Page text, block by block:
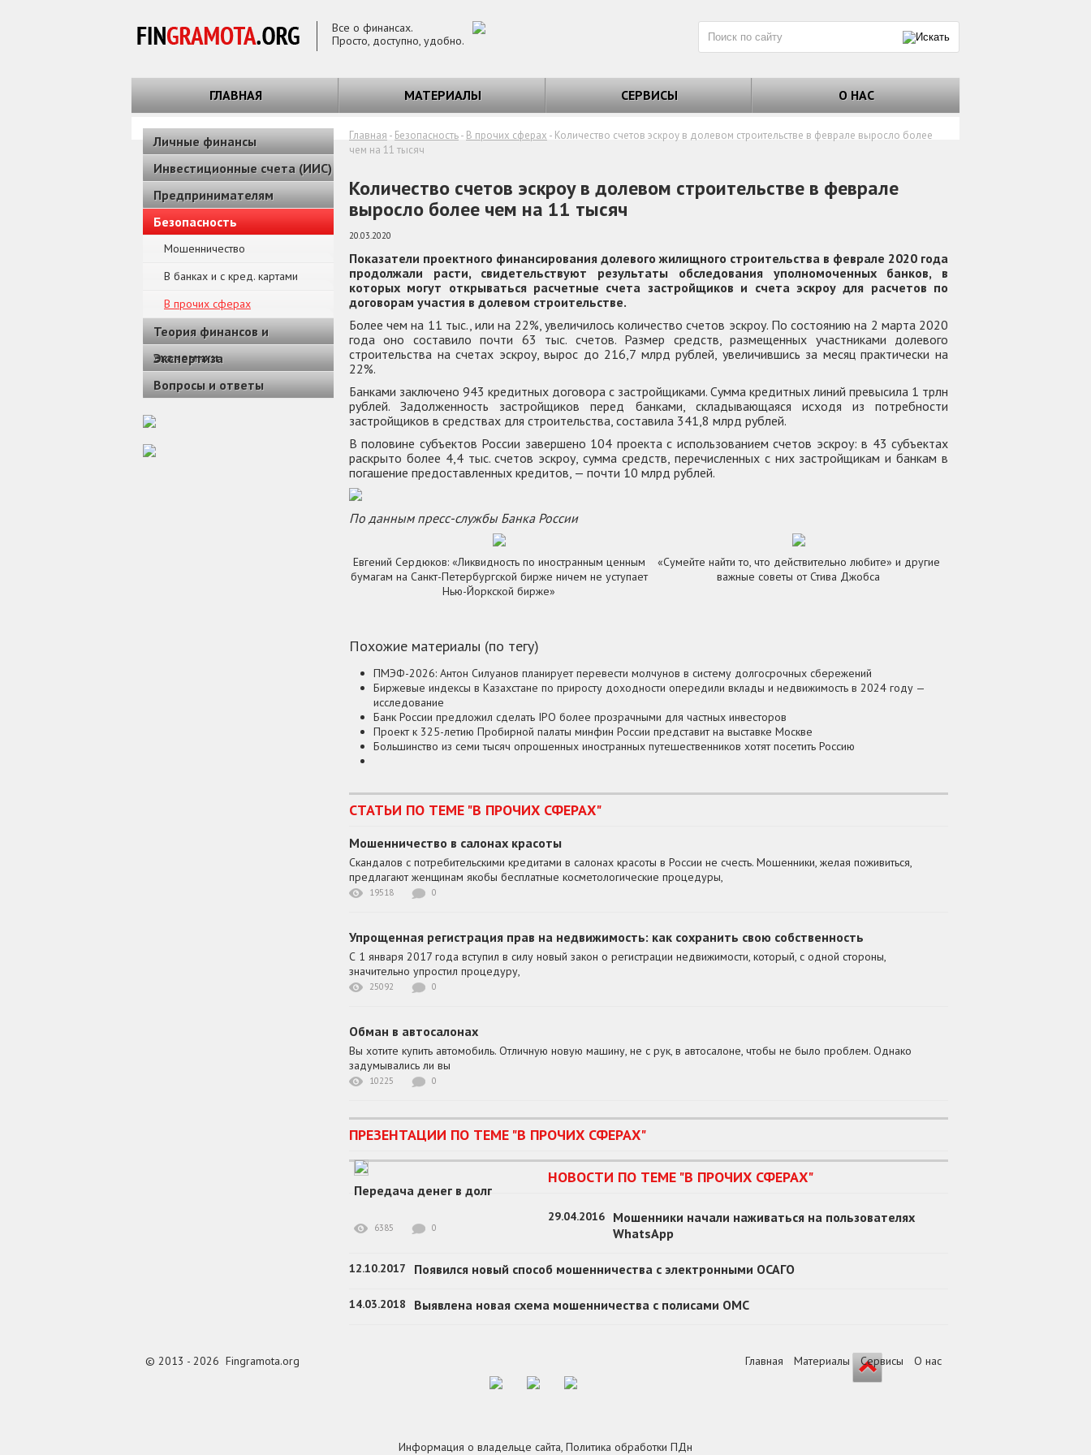
Все о финансах.
Просто, доступно, удобно.
ГЛАВНАЯ МАТЕРИАЛЫ СЕРВИСЫ О НАС
Личные финансы
Инвестиционные счета (ИИС)
Предпринимателям
Безопасность
Мошенничество
В банках и с кред. картами
В прочих сферах
Теория финансов и
экономики
Экспертиза
Вопросы и ответы
Главная - Безопасность- В прочих сферах - Количество счетов эскроу в долевом строительстве в феврале выросло более
чем на 11 тысяч
Количество счетов эскроу в долевом строительстве в феврале
выросло более чем на 11 тысяч
20.03.2020
Показатели проектного финансирования долевого жилищного строительства в феврале 2020 года
продолжали расти, свидетельствуют результаты обследования уполномоченных банков, в
которых могут открываться расчетные счета застройщиков и счета эскроу для расчетов по
договорам участия в долевом строительстве.
Более чем на 11 тыс., или на 22%, увеличилось количество счетов эскроу. По состоянию на 2 марта 2020
года оно составило почти 63 тыс. счетов. Размер средств, размещенных участниками долевого
строительства на счетах эскроу, вырос до 216,7 млрд рублей, увеличившись за месяц практически на
22%.
Банками заключено 943 кредитных договора с застройщиками. Сумма кредитных линий превысила 1 трлн
рублей. Задолженность застройщиков перед банками, складывающаяся исходя из потребности
застройщиков в средствах для строительства, составила 341,8 млрд рублей.
В половине субъектов России завершено 104 проекта с использованием счетов эскроу: в 43 субъектах
раскрыто более 4,4 тыс. счетов эскроу, сумма средств, перечисленных с них застройщикам и банкам в
погашение предоставленных кредитов, — почти 10 млрд рублей.
По данным пресс-службы Банка России
Евгений Сердюков: «Ликвидность по иностранным ценным
бумагам на Санкт-Петербургской бирже ничем не уступает
Нью-Йоркской бирже»
«Сумейте найти то, что действительно любите» и другие
важные советы от Стива Джобса
Похожие материалы (по тегу)
ПМЭФ-2026: Антон Силуанов планирует перевести молчунов в систему долгосрочных сбережений
Биржевые индексы в Казахстане по приросту доходности опередили вклады и недвижимость в 2024 году —
исследование
Банк России предложил сделать IPO более прозрачными для частных инвесторов
Проект к 325-летию Пробирной палаты минфин России представит на выставке Москве
Большинство из семи тысяч опрошенных иностранных путешественников хотят посетить Россию
СТАТЬИ ПО ТЕМЕ "В ПРОЧИХ СФЕРАХ"
Мошенничество в салонах красоты
Скандалов с потребительскими кредитами в салонах красоты в России не счесть. Мошенники, желая поживиться,
предлагают женщинам якобы бесплатные косметологические процедуры,
19518 0
Упрощенная регистрация прав на недвижимость: как сохранить свою собственность
С 1 января 2017 года вступил в силу новый закон о регистрации недвижимости, который, с одной стороны,
значительно упростил процедуру,
25092 0
Обман в автосалонах
Вы хотите купить автомобиль. Отличную новую машину, не с рук, в автосалоне, чтобы не было проблем. Однако
задумывались ли вы
10225 0
ПРЕЗЕНТАЦИИ ПО ТЕМЕ "В ПРОЧИХ СФЕРАХ"
Передача денег в долг
6385 0
НОВОСТИ ПО ТЕМЕ "В ПРОЧИХ СФЕРАХ"
29.04.2016
Мошенники начали наживаться на пользователях
WhatsApp
12.10.2017 Появился новый способ мошенничества с электронными ОСАГО
14.03.2018 Выявлена новая схема мошенничества с полисами ОМС
© 2013 - 2026 Fingramota.org Главная Материалы Сервисы О нас
Информация о владельце сайта, Политика обработки ПДн